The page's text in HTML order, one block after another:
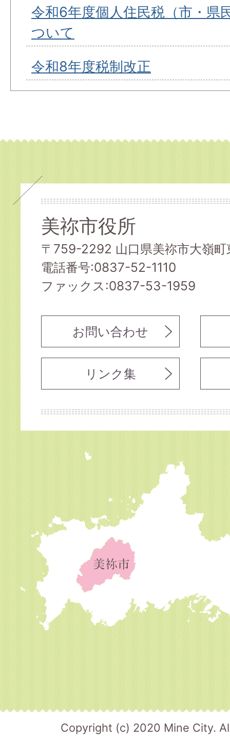
令和6年度個人住民税（市・県
ついて
令和8年度税制改正
美祢市役所
〒759-2292 山口県美祢市大嶺
電話番号:0837-52-1110
ファックス:0837-53-1959
お問い合わせ
リンク集
Copyright (c) 2020 Mine City.